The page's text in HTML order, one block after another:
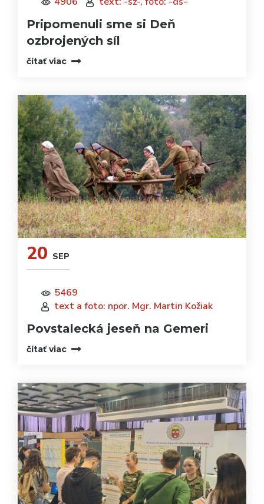
Pripomenuli sme si Deň
ozbrojených síl
čítať viac
20 SEP
5469
text a foto: npor. Mgr. Martin Kožiak
Povstalecká jeseň na Gemeri
čítať viac